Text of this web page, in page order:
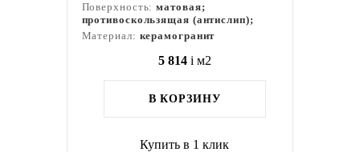
Поверхность:матовая;
противоскользящая (антислип);
Материал: керамогранит
5 814 i м2
В КОРЗИНУ
Купить в 1 клик